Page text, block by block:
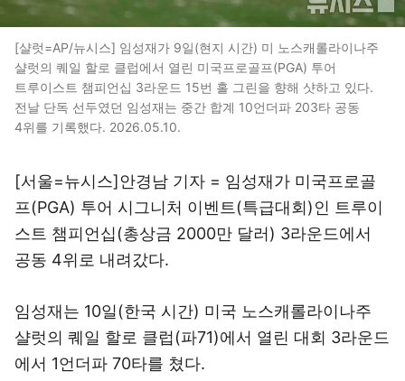
[샬럿=AP/뉴시스] 임성재가 9일(현지 시간) 미 노스캐롤라이나주
샬럿의 퀘일 할로 클럽에서 열린 미국프로골프(PGA) 투어
트루이스트 챔피언십 3라운드 15번 홀 그린을 향해 샷하고 있다.
전날 단독 선두였던 임성재는 중간 합계 10언더파 203타 공동
4위를 기록했다. 2026.05.10.
[서울=뉴시스]안경남 기자 = 임성재가 미국프로골
프(PGA) 투어 시그니처 이벤트(특급대회)인 트루이
스트 챔피언십(총상금 2000만 달러) 3라운드에서
공동 4위로 내려갔다.
임성재는 10일(한국 시간) 미국 노스캐롤라이나주
샬럿의 퀘일 할로 클럽(파71)에서 열린 대회 3라운드
에서 1언더파 70타를 쳤다.